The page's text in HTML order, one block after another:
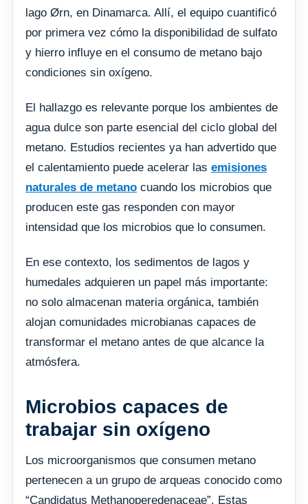
lago Ørn, en Dinamarca. Allí, el equipo cuantificó
por primera vez cómo la disponibilidad de sulfato
y hierro influye en el consumo de metano bajo
condiciones sin oxígeno.
El hallazgo es relevante porque los ambientes de
agua dulce son parte esencial del ciclo global del
metano. Estudios recientes ya han advertido que
el calentamiento puede acelerar las emisiones
naturales de metano cuando los microbios que
producen este gas responden con mayor
intensidad que los microbios que lo consumen.
En ese contexto, los sedimentos de lagos y
humedales adquieren un papel más importante:
no solo almacenan materia orgánica, también
alojan comunidades microbianas capaces de
transformar el metano antes de que alcance la
atmósfera.
Microbios capaces de
trabajar sin oxígeno
Los microorganismos que consumen metano
pertenecen a un grupo de arqueas conocido como
“Candidatus Methanoperedenaceae”. Estas